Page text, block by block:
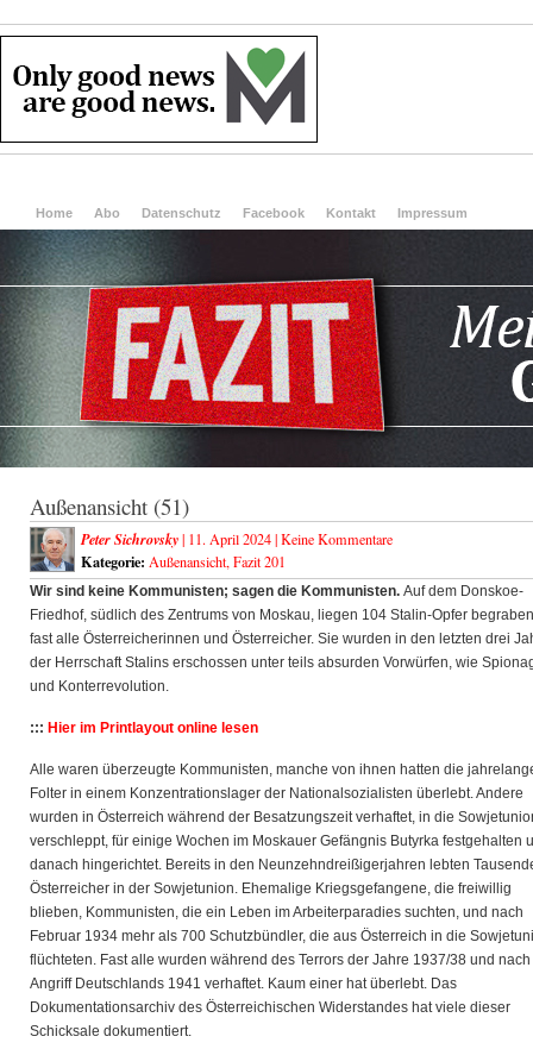
Home Abo Datenschutz Facebook Kontakt Impressum
Außenansicht (51)
Peter Sichrovsky| 11. April 2024 |Keine Kommentare
Kategorie: Außenansicht, Fazit 201
Wir sind keine Kommunisten; sagen die Kommunisten. Auf dem Donskoe-
Friedhof, südlich des Zentrums von Moskau, liegen 104 Stalin-Opfer
fast alle Österreicherinnen und Österreicher. Sie wurden in den letzten drei
der Herrschaft Stalins erschossen unter teils absurden Vorwürfen, wie
und Konterrevolution.
::: Hier im Printlayout online lesen
Alle waren überzeugte Kommunisten, manche von ihnen hatten die
Folter in einem Konzentrationslager der Nationalsozialisten überlebt. Andere
wurden in Österreich während der Besatzungszeit verhaftet, in die
verschleppt, für einige Wochen im Moskauer Gefängnis Butyrka festgehalten
danach hingerichtet. Bereits in den Neunzehndreißigerjahren lebten
Österreicher in der Sowjetunion. Ehemalige Kriegsgefangene, die freiwillig
blieben, Kommunisten, die ein Leben im Arbeiterparadies suchten, und nach
Februar 1934 mehr als 700 Schutzbündler, die aus Österreich in die
flüchteten. Fast alle wurden während des Terrors der Jahre 1937/38 und
Angriff Deutschlands 1941 verhaftet. Kaum einer hat überlebt. Das
Dokumentationsarchiv des Österreichischen Widerstandes hat viele dieser
Schicksale dokumentiert.